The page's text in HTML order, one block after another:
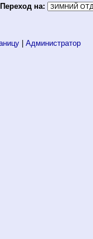
Переход на:
Администратор